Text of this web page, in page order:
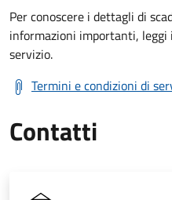
Per conoscere i dettagli di
informazioni importanti,
servizio.
Termini e condizioni di
Contatti